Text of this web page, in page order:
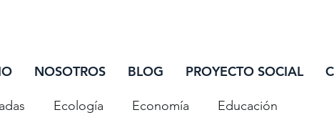
NOSOTROS BLOG PROYECTO SOCIAL
Ecología Economía Educación